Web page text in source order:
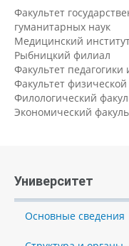
Факультет
гуманитарных наук
Медицинский
Рыбницкий филиал
Факультет педагогики
Факультет
Филологический
Экономический
Университет
Основные сведения